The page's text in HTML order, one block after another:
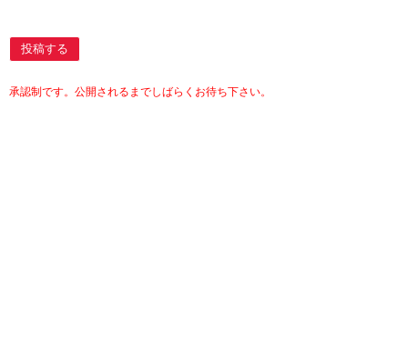
投稿する
承認制です。公開されるまでしばらくお待ち下さい。